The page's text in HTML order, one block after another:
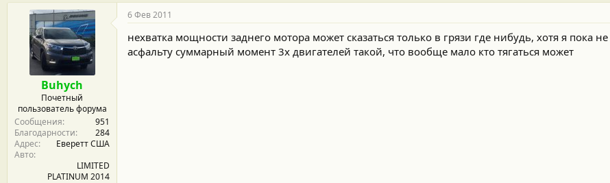
Buhych
Почетный
пользователь форума
Сообщения
951
Благодарности
284
Адрес
Еверетт США
Авто
LIMITED
PLATINUM 2014
6 Фев 2011
нехватка мощности заднего мотора может сказаться только в грязи где нибудь, хотя я пока
асфальту суммарный момент 3х двигателей такой, что вообще мало кто тягаться может